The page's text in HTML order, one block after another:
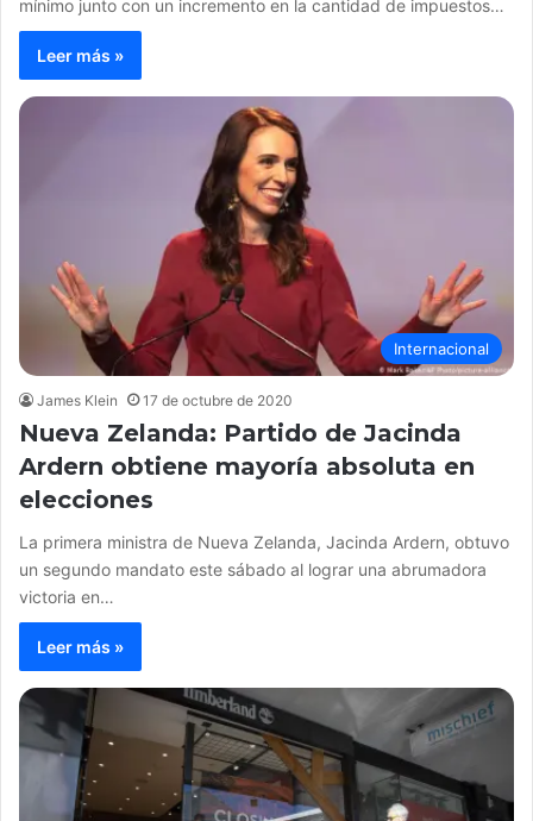
mínimo junto con un incremento en la cantidad de impuestos…
Leer más »
Internacional
James Klein 17 de octubre de 2020
Nueva Zelanda: Partido de Jacinda
Ardern obtiene mayoría absoluta en
elecciones
La primera ministra de Nueva Zelanda, Jacinda Ardern, obtuvo
un segundo mandato este sábado al lograr una abrumadora
victoria en…
Leer más »